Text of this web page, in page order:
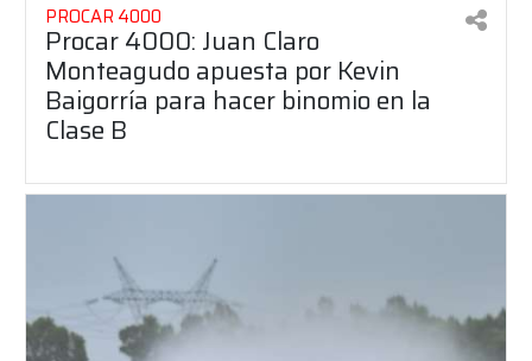
PROCAR 4000
Procar 4000: Juan Claro
Monteagudo apuesta por Kevin
Baigorría para hacer binomio en la
Clase B